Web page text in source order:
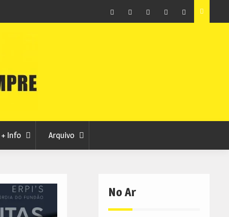
Covilhã avança com a desmaterialização do Arquivo
Municipal
+ Info Arquivo
No Ar